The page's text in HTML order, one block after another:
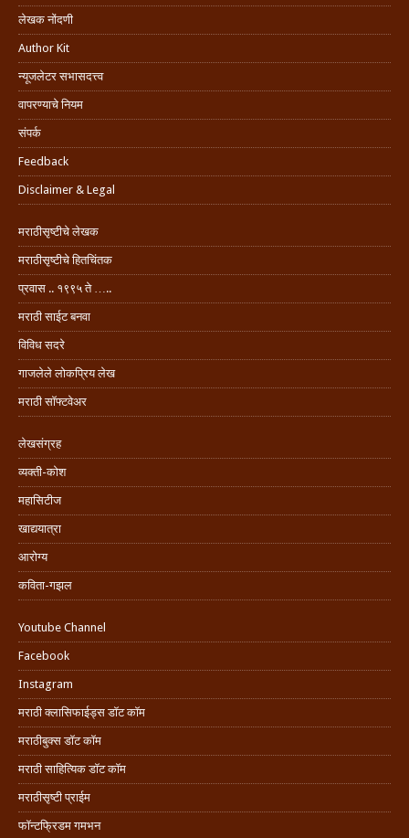
लेखक नोंदणी
Author Kit
न्यूजलेटर सभासदत्त्व
वापरण्याचे नियम
संपर्क
Feedback
Disclaimer & Legal
मराठीसृष्टीचे लेखक
मराठीसृष्टीचे हितचिंतक
प्रवास .. १९९५ ते …..
मराठी साईट बनवा
विविध सदरे
गाजलेले लोकप्रिय लेख
मराठी सॉफ्टवेअर
लेखसंग्रह
व्यक्ती-कोश
महासिटीज
खाद्ययात्रा
आरोग्य
कविता-गझल
Youtube Channel
Facebook
Instagram
मराठी क्लासिफाईड्स डॉट कॉम
मराठीबुक्स डॉट कॉम
मराठी साहित्यिक डॉट कॉम
मराठीसृष्टी प्राईम
फॉन्टफ्रिडम गमभन